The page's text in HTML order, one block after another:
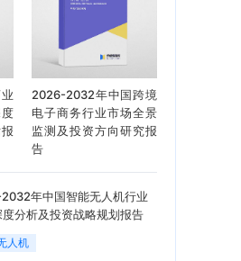
2026-2032年中国跨境
电子商务行业市场全景
监测及投资方向研究报
告
年中国智能无人机行业
分析及投资战略规划报告
人机